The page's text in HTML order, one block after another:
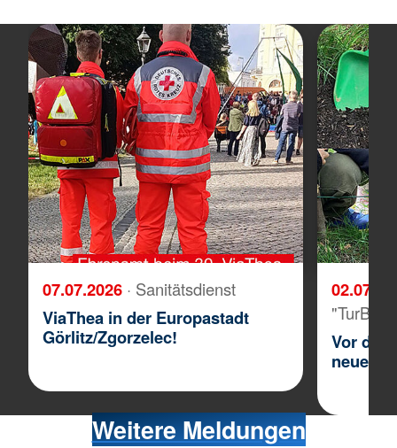
07.07.2026 · Sanitätsdienst
ViaThea in der Europastadt
Görlitz/­Zgorzelec!
Vor drei
neue
Weitere Meldungen